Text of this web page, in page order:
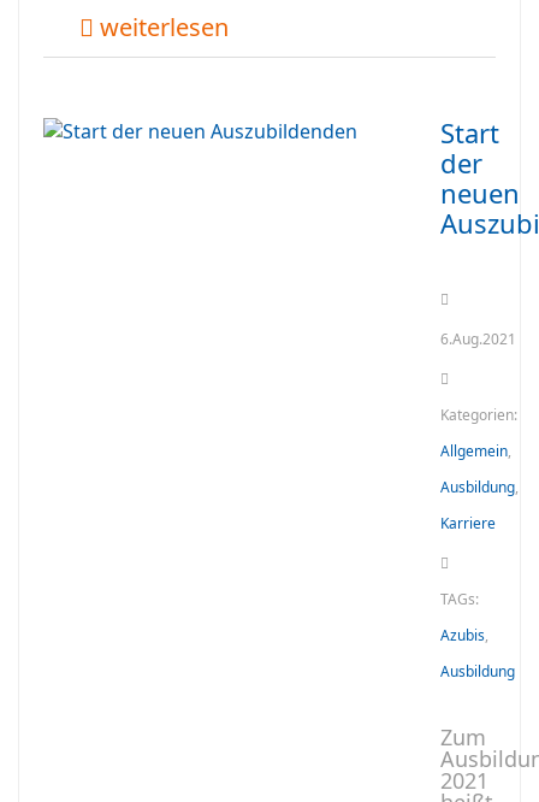
weiterlesen
Start
der
neuen
6.Aug.2021
Kategorien:
Allgemein,
Ausbildung,
Karriere
TAGs:
Azubis,
Ausbildung
Zum
2021